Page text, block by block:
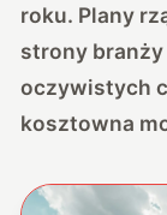
roku. Plany
strony
oczywistych
kosztowna